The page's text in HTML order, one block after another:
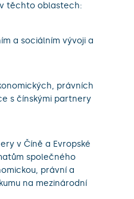
těchto oblastech:
a sociálním vývoji a
právních
s čínskými partnery
v Číně a Evropské
společného
právní a
na mezinárodní